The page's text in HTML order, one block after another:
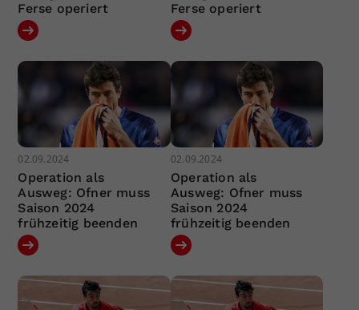
Ferse operiert
Ferse operiert
02.09.2024
Operation als
Ausweg: Ofner muss
Saison 2024
frühzeitig beenden
02.09.2024
Operation als
Ausweg: Ofner muss
Saison 2024
frühzeitig beenden